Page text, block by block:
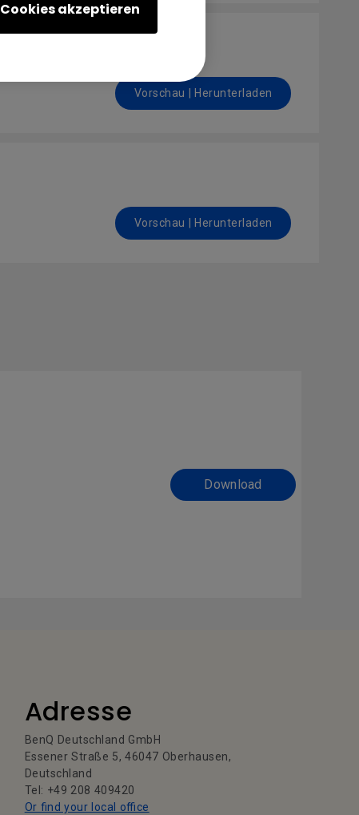
Cookies akzeptieren
Vorschau | Herunterladen
Vorschau | Herunterladen
Download
Adresse
BenQ Deutschland GmbH
Essener Straße 5, 46047 Oberhausen,
Deutschland
Tel: +49 208 409420
Or find your local office